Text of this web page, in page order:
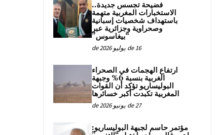
فضيحة تجسس جديدة..
الاستخبارات المغربية متهمة
باستهداف شخصيات إسبانية
وصحراوية وجزائرية عبر
“بيغاسوس”
16 de يوليو de 2026
ارتفاع الهجمات في الصحراء
الغربية بنسبة 6% وجبهة
البوليساريو تؤكد أن القوات
المغربية تكبدت أكبر خسائرها
27 de يونيو de 2026
مؤتمر حاسم لجبهة البوليساريو: